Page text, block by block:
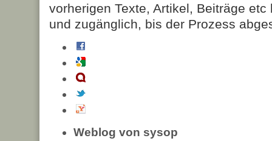
vorherigen Texte, Artikel, Beiträge
und zugänglich, bis der Prozess
Weblog von sysop